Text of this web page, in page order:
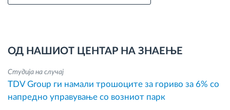
ОД НАШИОТ ЦЕНТАР НА ЗНАЕЊЕ
Студија на случај
TDV Group ги намали трошоците за гориво за 6% со
напредно управување со возниот парк